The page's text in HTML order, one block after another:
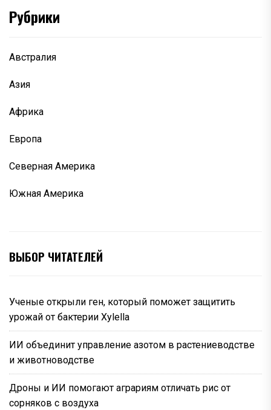
Рубрики
Австралия
Азия
Африка
Европа
Северная Америка
Южная Америка
ВЫБОР ЧИТАТЕЛЕЙ
Ученые открыли ген, который поможет защитить
урожай от бактерии Xylella
ИИ объединит управление азотом в растениеводстве
и животноводстве
Дроны и ИИ помогают аграриям отличать рис от
сорняков с воздуха